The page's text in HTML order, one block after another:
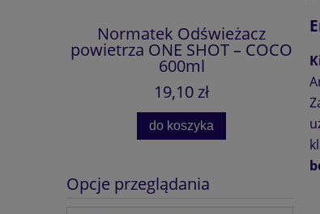
Normatek Odświeżacz
powietrza ONE SHOT – COCO
600ml
19,10 zł
do koszyka
Opcje przeglądania